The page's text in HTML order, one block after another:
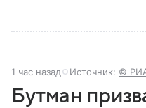
1 час назад Источник: ©
Бутман